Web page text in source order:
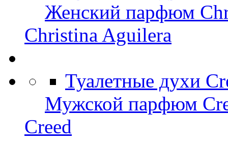
Женский парфюм
Christina Aguilera
Туалетные духи
Мужской парфюм
Creed